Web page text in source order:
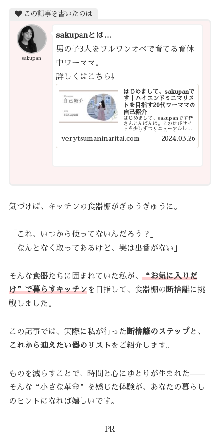
この記事を書いたのは
sakupan
sakupanとは…
男の子3人をフルワンオペで育てる育休
中ワーママ。
詳しくはこちら⇩
はじめまして、sakupanで
す｜ハイエンドミニマリス
トを目指す20代ワーママの
自己紹介
はじめまして、sakupanです皆
さんこんばんは。このたびサイ
トを少しずつリニューアルした
ください。今後は、これまで書
verytsumaninaritai.com 2024.03.26
気づけば、キッチンの食器棚がぎゅうぎゅうに。
「これ、いつから使ってないんだろう？」
「なんとなく取ってあるけど、実は出番がない」
そんな食器たちに囲まれていた私が、“お気に入りだ
け”で暮らすキッチンを目指して、食器棚の断捨離に挑
戦しました。
この記事では、実際に私が行った 断捨離のステップ と、
これから迎えたい器のリスト をご紹介します。
ものを減らすことで、時間と心にゆとりが生まれた——
そんな“小さな革命”を感じた体験が、あなたの暮らし
のヒントになれば嬉しいです。
PR